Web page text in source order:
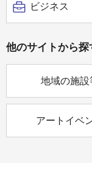
ビジネス
他のサイトから探
地域の施設
アートイベ